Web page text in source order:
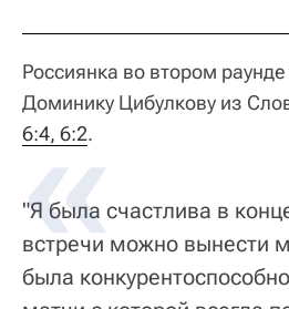
Россиянка во втором
Доминику Цибулкову из
6:4, 6:2.
"Я была счастлива в
встречи можно вынести
была